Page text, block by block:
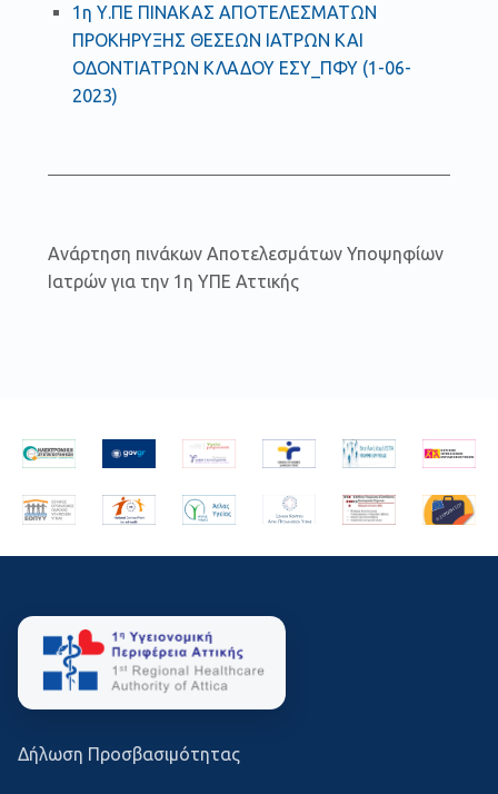
1η Υ.ΠΕ ΠΙΝΑΚΑΣ ΑΠΟΤΕΛΕΣΜΑΤΩΝ
ΠΡΟΚΗΡΥΞΗΣ ΘΕΣΕΩΝ ΙΑΤΡΩΝ ΚΑΙ
ΟΔΟΝΤΙΑΤΡΩΝ ΚΛΑΔΟΥ ΕΣΥ_ΠΦΥ (1-06-
2023)
Ανάρτηση πινάκων Αποτελεσμάτων Υποψηφίων
Ιατρών για την 1η ΥΠΕ Αττικής
Δήλωση Προσβασιμότητας